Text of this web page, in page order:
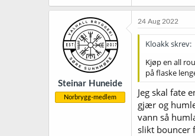
Steinar Huneide
Norbrygg-medlem
24 Aug 2022
Kloakk skrev:
Kjøp en all
på flaske
Jeg skal fate
gjær og
vann så
slikt bouncer